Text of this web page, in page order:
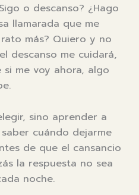
o descanso? ¿Hago
llamarada que me
más? Quiero y no
descanso me cuidará,
me voy ahora, algo
sino aprender a
cuándo dejarme
de que el cansancio
la respuesta no sea
noche.